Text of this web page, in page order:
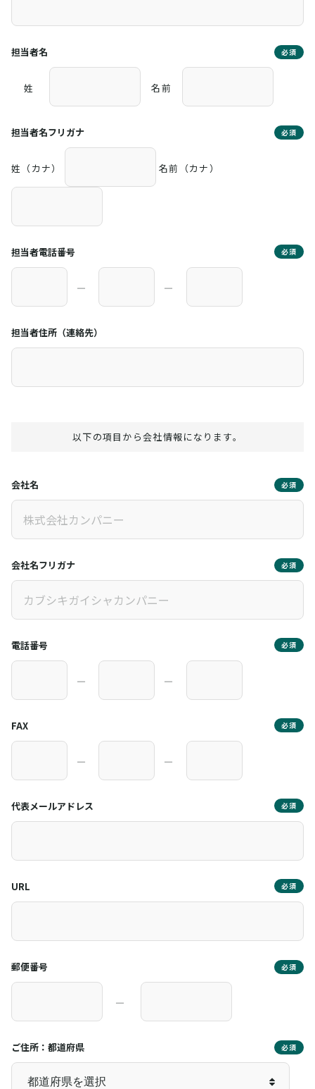
担当者名 必須
姓 名前
担当者名フリガナ 必須
姓（カナ） 名前（カナ）
担当者電話番号 必須
― ―
担当者住所（連絡先）
以下の項目から会社情報になります。
会社名 必須
会社名フリガナ 必須
電話番号 必須
― ―
FAX 必須
― ―
代表メールアドレス 必須
URL 必須
郵便番号 必須
―
ご住所：都道府県 必須